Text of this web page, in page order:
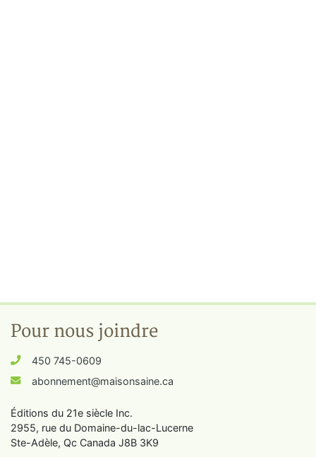
Pour nous joindre
450 745-0609
abonnement@maisonsaine.ca
Éditions du 21e siècle Inc.
2955, rue du Domaine-du-lac-Lucerne
Ste-Adèle, Qc Canada J8B 3K9